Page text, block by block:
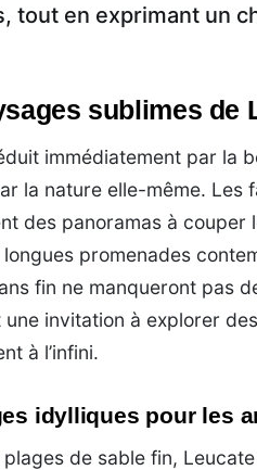
tout en exprimant un
sublimes de
immédiatement par la
la nature elle-même. Les
des panoramas à couper
promenades
fin ne manqueront pas
une invitation à explorer
à l’infini.
idylliques pour les
plages de sable fin,